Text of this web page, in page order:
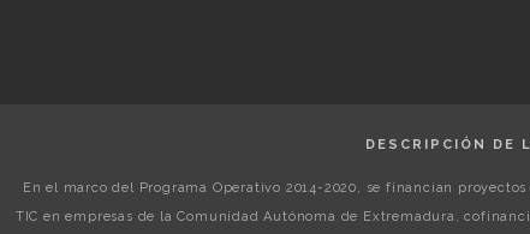
DESCRIPCIÓN DE
En el marco del Programa Operativo 2014-2020, se financian
TIC en empresas de la Comunidad Autónoma de Extremadura,